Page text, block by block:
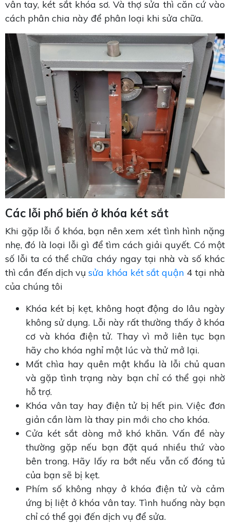
vân tay, két sắt khóa sơ. Và thợ sửa thì căn cứ vào
cách phân chia này để phân loại khi sửa chữa.
Các lỗi phổ biến ở khóa két sắt
Khi gặp lỗi ổ khóa, bạn nên xem xét tình hình nặng
nhẹ, đó là loại lỗi gì để tìm cách giải quyết. Có một
số lỗi ta có thể chữa cháy ngay tại nhà và số khác
thì cần đến dịch vụsửa khóa két sắt quận 4 tại nhà
của chúng tôi
Khóa két bị kẹt, không hoạt động do lâu ngày
không sử dụng. Lỗi này rất thường thấy ở khóa
cơ và khóa điện tử. Thay vì mở liên tục bạn
hãy cho khóa nghỉ một lúc và thử mở lại.
Mất chìa hay quên mật khẩu là lỗi chủ quan
và gặp tình trạng này bạn chỉ có thể gọi nhờ
hỗ trợ.
Khóa vân tay hay điện tử bị hết pin. Việc đơn
giản cần làm là thay pin mới cho cho khóa.
Cửa két sắt dòng mở khó khăn. Vấn đề này
thường gặp nếu bạn đặt quá nhiều thứ vào
bên trong. Hãy lấy ra bớt nếu vẫn cố đóng tủ
của bạn sẽ bị kẹt.
Phím số không nhạy ở khóa điện tử và cảm
ứng bị liệt ở khóa vân tay. Tình huống này bạn
chỉ có thể gọi đến dịch vụ để sửa.